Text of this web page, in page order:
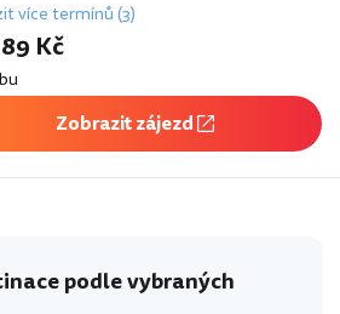
více termínů (3)
Kč
Zobrazit zájezd
podle vybraných